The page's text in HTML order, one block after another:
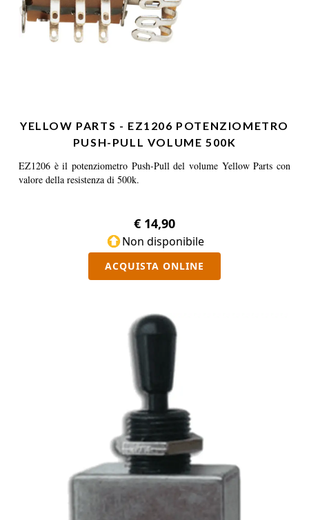
YELLOW PARTS - EZ1206 POTENZIOMETRO
PUSH-PULL VOLUME 500K
EZ1206 è il potenziometro Push-Pull del volume Yellow Parts con
valore della resistenza di 500k.
€ 14,90
Non disponibile
ACQUISTA ONLINE